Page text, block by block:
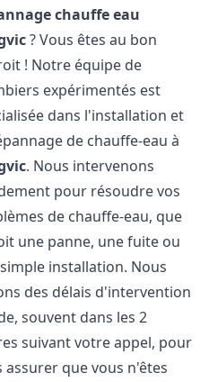
chauffe eau
? Vous êtes au bon
! Notre équipe de
expérimentés est
dans l'installation et
de chauffe-eau à
. Nous intervenons
pour résoudre vos
de chauffe-eau, que
une panne, une fuite ou
installation. Nous
des délais d'intervention
souvent dans les 2
suivant votre appel, pour
assurer que vous n'êtes